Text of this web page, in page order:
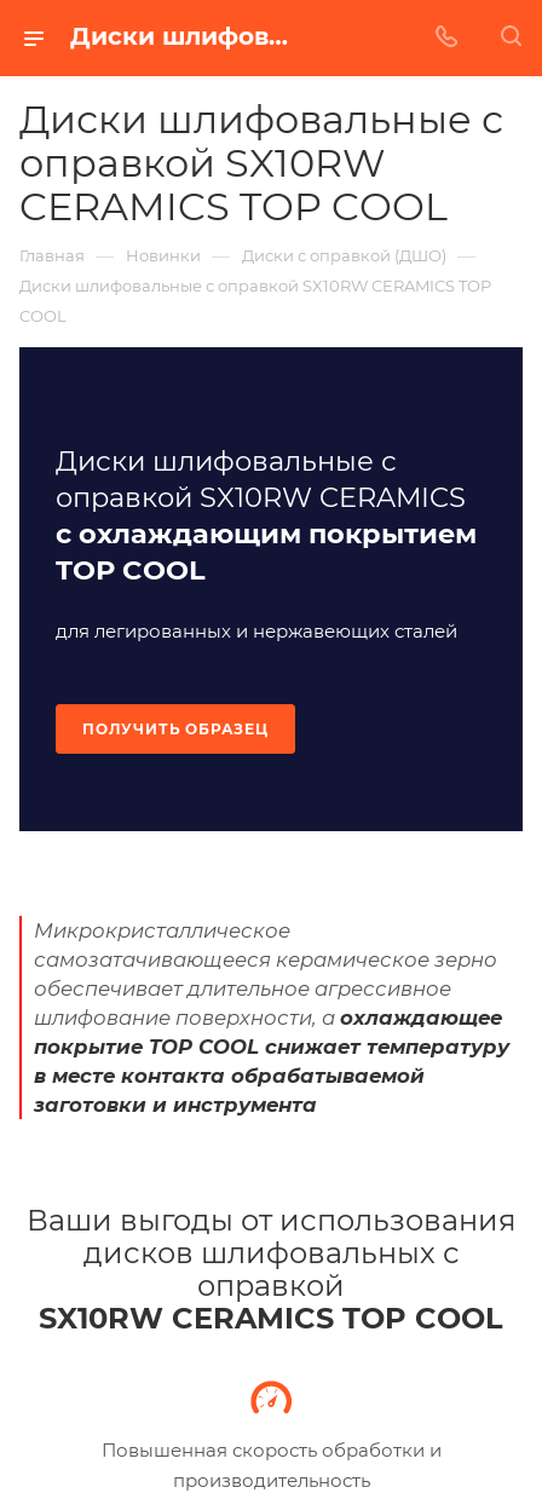
Диски шлифовальные с оправкой SX10RW CERAMICS TOP COOL в Белгороде. Купить недорого от Абразивного Завода
Диски шлифовальные с
оправкой SX10RW
CERAMICS TOP COOL
Главная — Новинки — Диски с оправкой (ДШО) —
Диски шлифовальные с оправкой SX10RW CERAMICS TOP
COOL
Диски шлифовальные с
оправкой SX10RW CERAMICS
с охлаждающим покрытием
TOP COOL
для легированных и нержавеющих сталей
ПОЛУЧИТЬ ОБРАЗЕЦ
Микрокристаллическое
самозатачивающееся керамическое зерно
обеспечивает длительное агрессивное
шлифование поверхности, а охлаждающее
покрытие TOP COOL снижает температуру
в месте контакта обрабатываемой
заготовки и инструмента
Ваши выгоды от использования
дисков шлифовальных с
оправкой
SX10RW CERAMICS TOP COOL
Повышенная скорость обработки и
производительность